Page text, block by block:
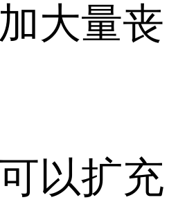
大量丧
以扩充